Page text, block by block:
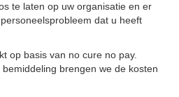
te laten op uw organisatie en er
dat u heeft
op basis van no cure no pay.
brengen we de kosten